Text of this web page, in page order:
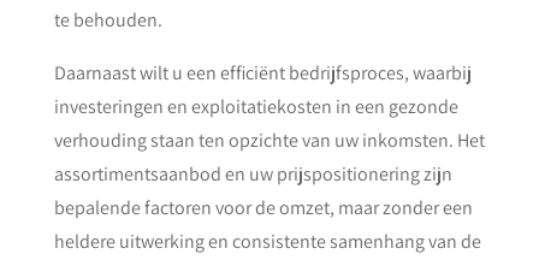
te behouden.
Daarnaast wilt u een efficiënt bedrijfsproces, waarbij
investeringen en exploitatiekosten in een gezonde
verhouding staan ten opzichte van uw inkomsten. Het
assortimentsaanbod en uw prijspositionering zijn
bepalende factoren voor de omzet, maar zonder een
heldere uitwerking en consistente samenhang van de